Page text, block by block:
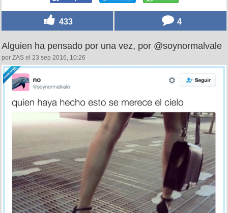
433 4
Alguien ha pensado por una vez, por @soynormalvale
por ZAS el 23 sep 2016, 10:26